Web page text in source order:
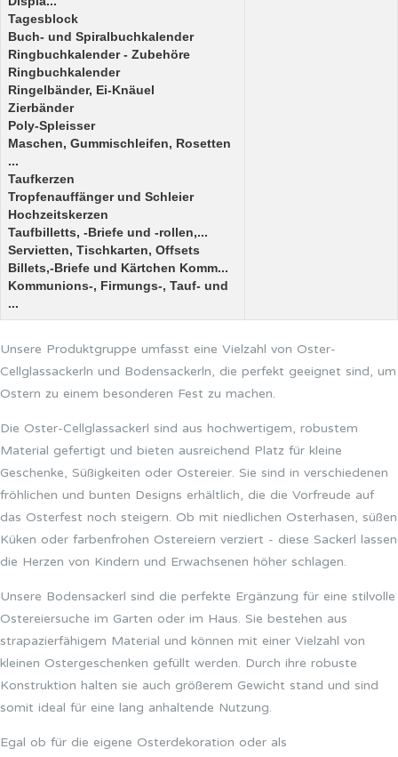
Tagesblock
Buch- und Spiralbuchkalender
Ringbuchkalender - Zubehöre
Ringbuchkalender
Ringelbänder, Ei-Knäuel
Zierbänder
Poly-Spleisser
Maschen, Gummischleifen, Rosetten
...
Taufkerzen
Tropfenauffänger und Schleier
Hochzeitskerzen
Taufbilletts, -Briefe und -rollen,...
Servietten, Tischkarten, Offsets
Billets,-Briefe und Kärtchen Komm...
Kommunions-, Firmungs-, Tauf- und
...
Unsere Produktgruppe umfasst eine Vielzahl von Oster-
Cellglassackerln und Bodensackerln, die perfekt geeignet sind, um
Ostern zu einem besonderen Fest zu machen.
Die Oster-Cellglassackerl sind aus hochwertigem, robustem
Material gefertigt und bieten ausreichend Platz für kleine
Geschenke, Süßigkeiten oder Ostereier. Sie sind in verschiedenen
fröhlichen und bunten Designs erhältlich, die die Vorfreude auf
das Osterfest noch steigern. Ob mit niedlichen Osterhasen, süßen
Küken oder farbenfrohen Ostereiern verziert - diese Sackerl lassen
die Herzen von Kindern und Erwachsenen höher schlagen.
Unsere Bodensackerl sind die perfekte Ergänzung für eine stilvolle
Ostereiersuche im Garten oder im Haus. Sie bestehen aus
strapazierfähigem Material und können mit einer Vielzahl von
kleinen Ostergeschenken gefüllt werden. Durch ihre robuste
Konstruktion halten sie auch größerem Gewicht stand und sind
somit ideal für eine lang anhaltende Nutzung.
Egal ob für die eigene Osterdekoration oder als